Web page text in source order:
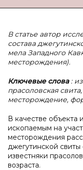
В статье автор
состава
мела Западного
месторождения).
Ключевые слова :
прасоловская
месторождение,
В качестве объекта
ископаемым на
месторождения
джегутинской свиты
известняки
возраста.